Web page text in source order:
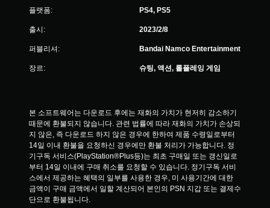
플랫폼: PS4, PS5
출시: 2023/2/8
퍼블리셔: Bandai Namco Entertainment
장르: 슈팅, 액션, 롤플레잉 게임
본 소프트웨어는 다운로드 후에는 재화의 가치가 현저히 감소하기
때문에 환불되지 않습니다. 관련 법률에 따라 재화의 가치가 손상되
지 않은, 즉 다운로드 하지 않은 경우에 한하여 제품 수령일로부터
14일 이내 환불을 요청하신 경우에만 환불 처리가 가능합니다. 정
기구독 서비스(PlayStation®Plus등)는 최초 구매일 또는 갱신일로
부터 14일 이내에 구매 취소를 요청할 수 있습니다. 정기구독 서비
스에서 제공하는 혜택의 일부를 사용한 경우, 미 사용기간에 대한
금액이 구매 금액에서 일할 계산되어 본인의 PSN 지갑 또는 결제수
단으로 환불됩니다.